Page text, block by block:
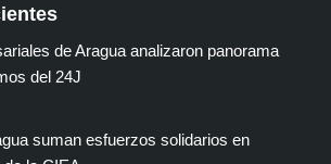
de Aragua analizaron panorama
del 24J
suman esfuerzos solidarios en